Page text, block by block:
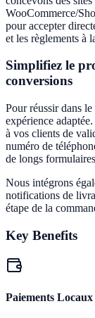
WooCommerce/
pour accepter
et les règlements à
Simplifiez le
conversions
Pour réussir dans le
expérience
à vos clients de
numéro de
de longs
Nous intégrons
notifications de
étape de la
Key Benefits
Paiements